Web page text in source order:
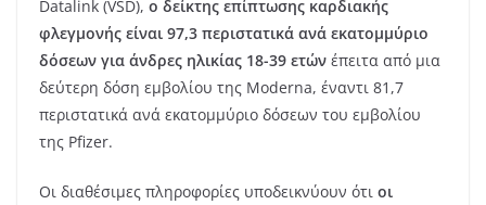
Datalink (VSD), ο δείκτης επίπτωσης καρδιακής
φλεγμονής είναι 97,3 περιστατικά ανά εκατομμύριο
δόσεων για άνδρες ηλικίας 18-39 ετών έπειτα από μια
δεύτερη δόση εμβολίου της Moderna, έναντι 81,7
περιστατικά ανά εκατομμύριο δόσεων του εμβολίου
της Pfizer.
Οι διαθέσιμες πληροφορίες υποδεικνύουν ότι οι